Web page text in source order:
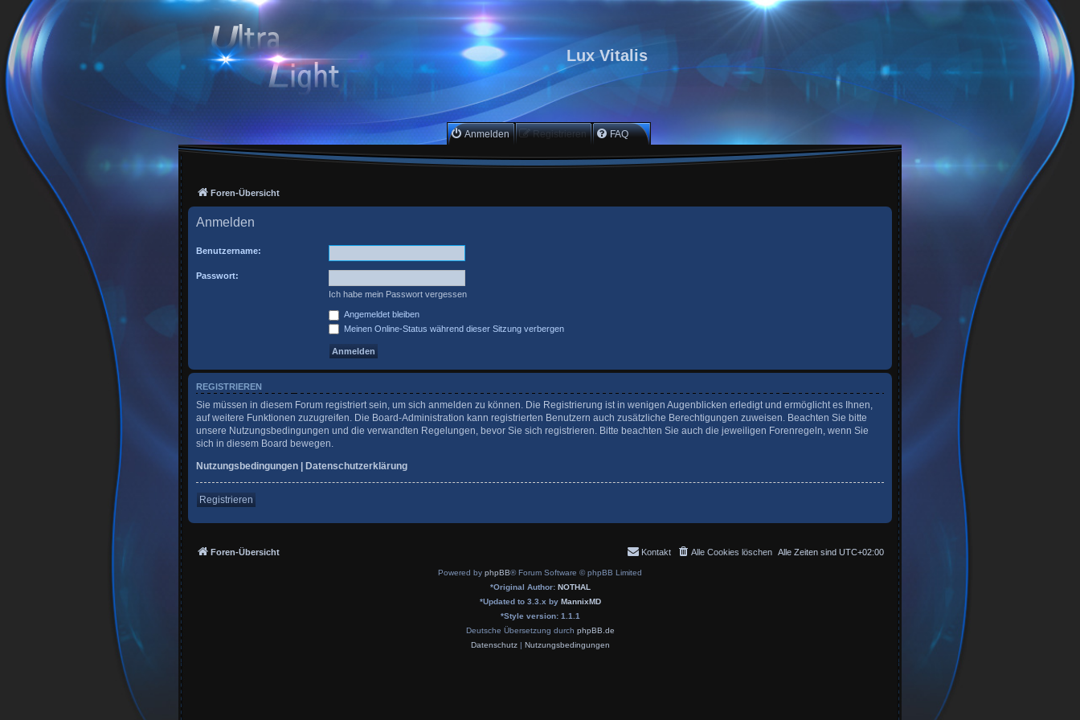
Lux Vitalis
Anmelden Registrieren FAQ
Foren-Übersicht
Anmelden
Benutzername:
Passwort:
Ich habe mein Passwort vergessen
Angemeldet bleiben
Meinen Online-Status während dieser Sitzung verbergen
REGISTRIEREN
Sie müssen in diesem Forum registriert sein, um sich anmelden zu können. Die Registrierung ist in wenigen Augenblicken erledigt und ermöglicht es Ihnen,
auf weitere Funktionen zuzugreifen. Die Board-Administration kann registrierten Benutzern auch zusätzliche Berechtigungen zuweisen. Beachten Sie bitte
unsere Nutzungsbedingungen und die verwandten Regelungen, bevor Sie sich registrieren. Bitte beachten Sie auch die jeweiligen Forenregeln, wenn Sie
sich in diesem Board bewegen.
Nutzungsbedingungen | Datenschutzerklärung
Registrieren
Foren-Übersicht Alle Zeiten sind UTC+02:00
Alle Cookies löschen
Kontakt
Powered by phpBB® Forum Software © phpBB Limited
*Original Author: NOTHAL
*Updated to 3.3.x by MannixMD
*Style version: 1.1.1
Deutsche Übersetzung durch phpBB.de
Datenschutz| Nutzungsbedingungen